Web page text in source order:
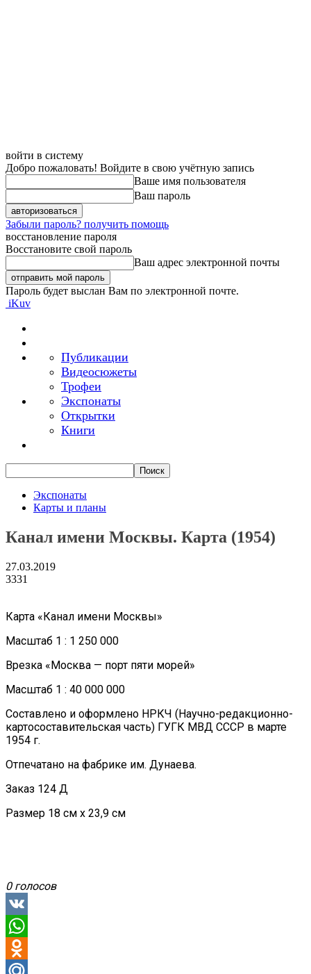
войти в систему
Добро пожаловать! Войдите в свою учётную запись
Ваше имя пользователя
Ваш пароль
Забыли пароль? получить помощь
восстановление пароля
Восстановите свой пароль
Ваш адрес электронной почты
Пароль будет выслан Вам по электронной почте.
iKuv
Публикации
Видеосюжеты
Трофеи
Экспонаты
Открытки
Книги
Экспонаты
Карты и планы
Канал имени Москвы. Карта (1954)
27.03.2019
3331
Карта «Канал имени Москвы»
Масштаб 1 : 1 250 000
Врезка «Москва — порт пяти морей»
Масштаб 1 : 40 000 000
Составлено и оформлено НРКЧ (Научно-редакционно-
картосоставительская часть) ГУГК МВД СССР в марте
1954 г.
Отпечатано на фабрике им. Дунаева.
Заказ 124 Д
Размер 18 см х 23,9 см
0 голосов
VK
WhatsApp
Odnoklassniki